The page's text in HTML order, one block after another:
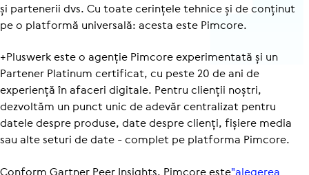
și partenerii dvs. Cu toate cerințele tehnice și de conținut
pe o platformă universală: acesta este Pimcore.
+Pluswerk este o agenție Pimcore experimentată și un
Partener Platinum certificat, cu peste 20 de ani de
experiență în afaceri digitale. Pentru clienții noștri,
dezvoltăm un punct unic de adevăr centralizat pentru
datele despre produse, date despre clienți, fișiere media
sau alte seturi de date - complet pe platforma Pimcore.
Conform Gartner Peer Insights, Pimcore este"alegerea